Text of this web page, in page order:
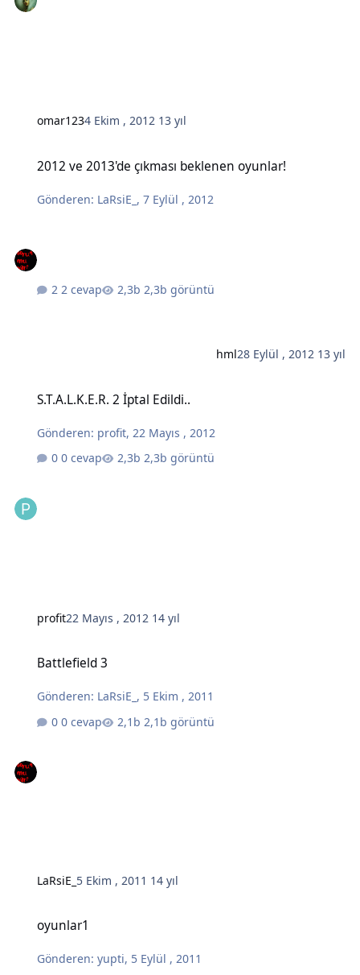
omar1234 Ekim , 2012 13 yıl
2012 ve 2013'de çıkması beklenen oyunlar!
Gönderen: LaRsiE_ ,7 Eylül , 2012
2 cevap 2,3b görüntü
hml28 Eylül , 2012 13 yıl
S.T.A.L.K.E.R. 2 İptal Edildi..
Gönderen: profit, 22 Mayıs , 2012
0 cevap
2,3b görüntü
profit22 Mayıs , 2012 14 yıl
Battlefield 3
Gönderen: LaRsiE_ , 5 Ekim , 2011
0 cevap
2,1b görüntü
LaRsiE_ 5 Ekim , 2011 14 yıl
oyunlar1
Gönderen:yupti, 5 Eylül , 2011